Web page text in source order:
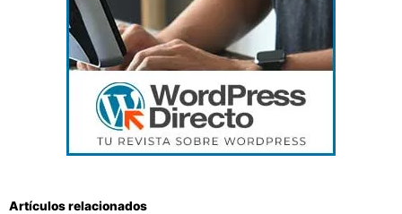
Artículos relacionados